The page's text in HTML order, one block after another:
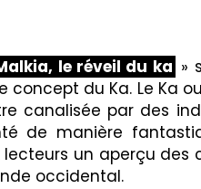
le réveil du ka »
concept du Ka. Le Ka ou
canalisée par des
de manière
un aperçu des
occidental.